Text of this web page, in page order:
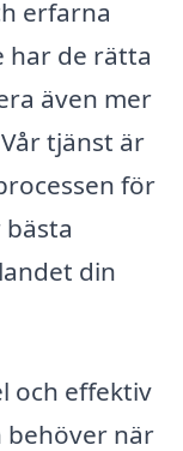
erfarna
har de rätta
även mer
tjänst är
för
din
och effektiv
behöver när